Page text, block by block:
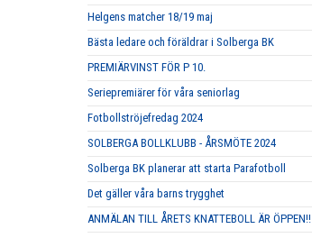
Helgens matcher 18/19 maj
Bästa ledare och föräldrar i Solberga BK
PREMIÄRVINST FÖR P 10.
Seriepremiärer för våra seniorlag
Fotbollströjefredag 2024
SOLBERGA BOLLKLUBB - ÅRSMÖTE 2024
Solberga BK planerar att starta Parafotboll
Det gäller våra barns trygghet
ANMÄLAN TILL ÅRETS KNATTEBOLL ÄR ÖPPEN!!